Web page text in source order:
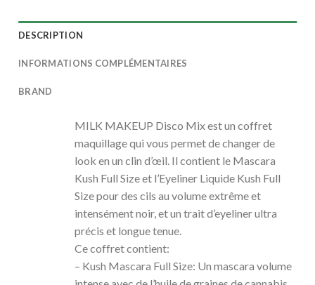
DESCRIPTION
INFORMATIONS COMPLÉMENTAIRES
BRAND
MILK MAKEUP Disco Mix est un coffret
maquillage qui vous permet de changer de
look en un clin d’œil. Il contient le Mascara
Kush Full Size et l’Eyeliner Liquide Kush Full
Size pour des cils au volume extrême et
intensément noir, et un trait d’eyeliner ultra
précis et longue tenue.
Ce coffret contient:
– Kush Mascara Full Size: Un mascara volume